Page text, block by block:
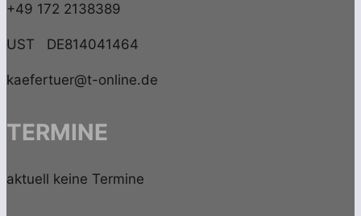
+49 172 2138389
UST DE814041464
kaefertuer@t-online.de
TERMINE
aktuell keine Termine